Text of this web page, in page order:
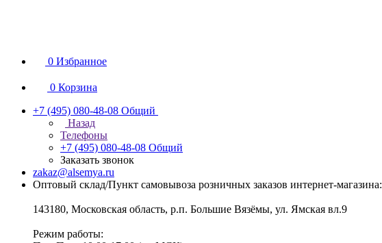
0 Избранное
0 Корзина
+7 (495) 080-48-08 Общий
Назад
Телефоны
+7 (495) 080-48-08 Общий
Заказать звонок
zakaz@alsemya.ru
Оптовый склад/Пункт самовывоза розничных заказов интернет-магазина:
143180, Московская область, р.п. Большие Вязёмы, ул. Ямская вл.9
Режим работы: